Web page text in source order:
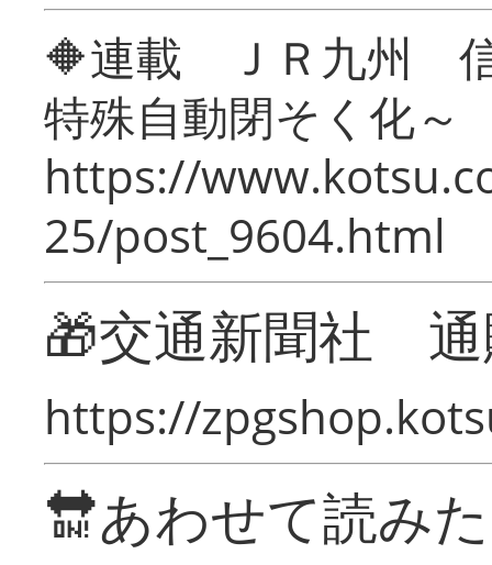
🔶連載 ＪＲ九州 信
特殊自動閉そく化～
https://
25/post_9604.html
🎁交通新聞社
https://
🔛あわせて読み